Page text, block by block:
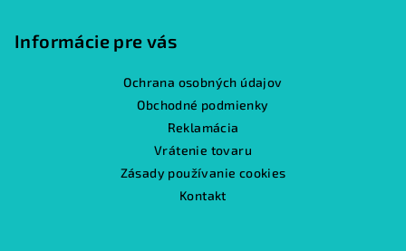
Informácie pre vás
Ochrana osobných údajov
Obchodné podmienky
Reklamácia
Vrátenie tovaru
Zásady používanie cookies
Kontakt